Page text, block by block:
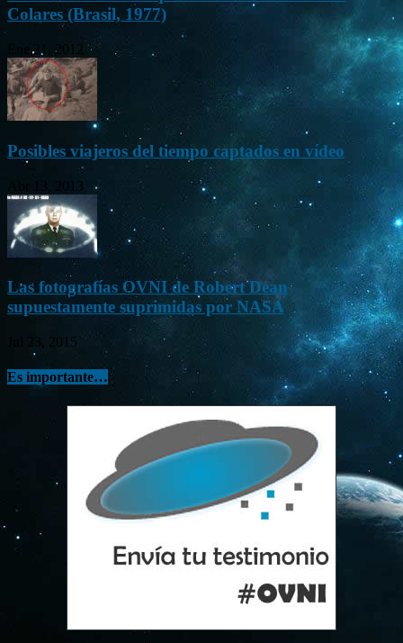
Colares (Brasil, 1977)
Ene 21, 2012
Posibles viajeros del tiempo captados en vídeo
Abr 13, 2013
Las fotografías OVNI de Robert Dean
supuestamente suprimidas por NASA
Jul 23, 2015
Es importante…